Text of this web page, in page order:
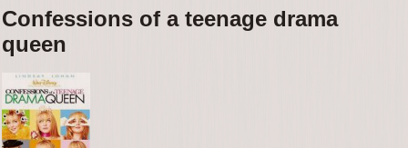
Confessions of a teenage drama
queen